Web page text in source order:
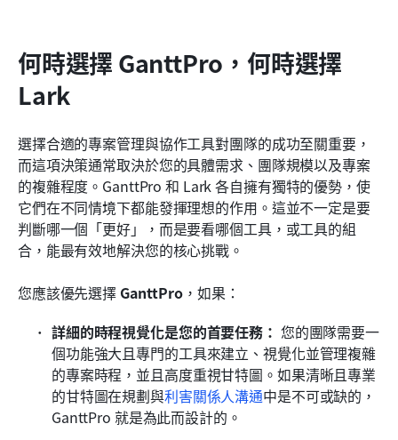
何時選擇 GanttPro，何時選擇
Lark
選擇合適的專案管理與協作工具對團隊的成功至關重要，
而這項決策通常取決於您的具體需求、團隊規模以及專案
的複雜程度。GanttPro 和 Lark 各自擁有獨特的優勢，使
它們在不同情境下都能發揮理想的作用。這並不一定是要
判斷哪一個「更好」，而是要看哪個工具，或工具的組
合，能最有效地解決您的核心挑戰。
您應該優先選擇 GanttPro，如果：
詳細的時程視覺化是您的首要任務： 您的團隊需要一
個功能強大且專門的工具來建立、視覺化並管理複雜
的專案時程，並且高度重視甘特圖。如果清晰且專業
的甘特圖在規劃與利害關係人溝通中是不可或缺的，
GanttPro 就是為此而設計的。